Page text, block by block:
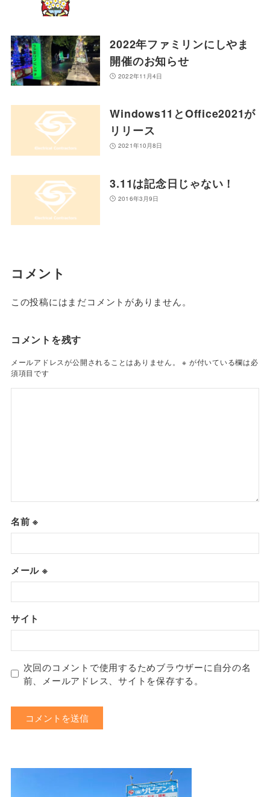
2022年ファミリンにしやま
開催のお知らせ
2022年11月4日
Windows11とOffice2021が
リリース
2021年10月8日
3.11は記念日じゃない！
2016年3月9日
コメント
この投稿にはまだコメントがありません。
コメントを残す
メールアドレスが公開されることはありません。 ※ が付いている欄は必
須項目です
名前※
メール ※
サイト
次回のコメントで使用するためブラウザーに自分の名
前、メールアドレス、サイトを保存する。